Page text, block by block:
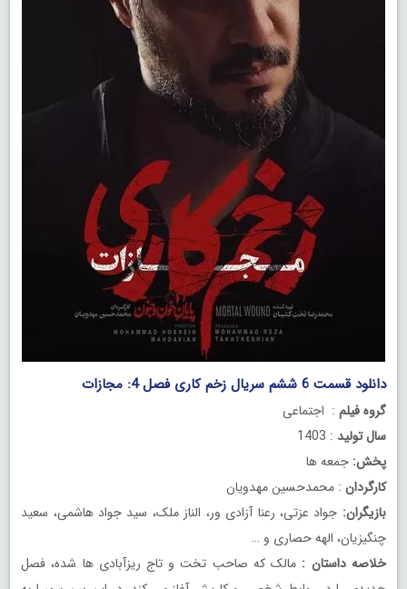
دانلود قسمت 6 ششم سریال زخم کاری فصل 4: مجازات
گروه فیلم : اجتماعی
سال تولید : 1403
پخش: جمعه ها
کارگردان : محمدحسین مهدویان
بازیگران: جواد عزتی، رعنا آزادی ور، الناز ملک، سید جواد هاشمی، سعید
چنگیزیان، الهه حصاری و …
خلاصه داستان : مالک که صاحب تخت و تاج ریزآبادی ها شده، فصل